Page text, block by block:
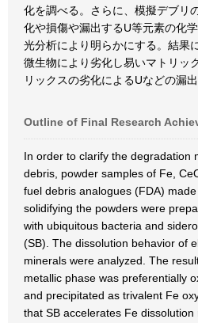
化を調べる。さらに、模擬デブリ
化や損傷や漏出するU等元素の化
光分析により明らかにする。結果
微生物により劣化し易いマトリッ
リックスの劣化によるUなどの漏
Outline of Final Research
In order to clarify the degradation
debris, powder samples of Fe,
fuel debris analogues (FDA)
solidifying the powders were
with ubiquitous bacteria and
(SB). The dissolution behavior of
minerals were analyzed. The
metallic phase was preferentially
and precipitated as trivalent Fe
that SB accelerates Fe